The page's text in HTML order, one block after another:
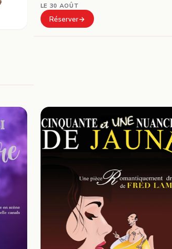
LE 30 AOÛT
Réserver